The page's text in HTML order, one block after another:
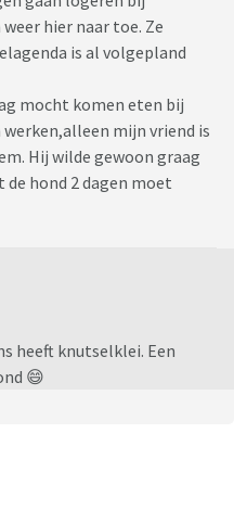
hier naar toe. Ze
is al volgepland
mocht komen eten bij
werken,alleen mijn vriend is
Hij wilde gewoon graag
de hond 2 dagen moet
heeft knutselklei. Een
😄